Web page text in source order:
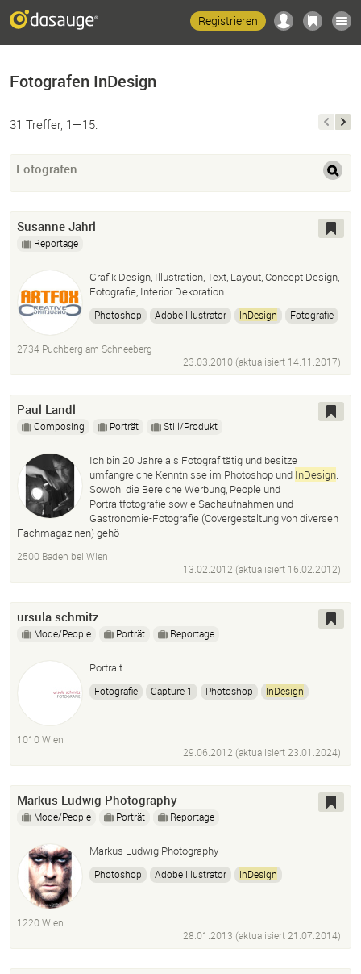
Registrieren
Fotografen InDesign
31 Treffer, 1—15:
Fotografen
Susanne Jahrl
Reportage
Grafik Design, Illustration, Text, Layout, Concept Design,
Fotografie, Interior Dekoration
Photoshop Adobe Illustrator InDesign
Fotografie
Adobe Draw
2734 Puchberg am Schneeberg
23.03.2010 (aktualisiert 14.11.2017)
Paul Landl
Composing Porträt Still/Produkt
Ich bin 20 Jahre als Fotograf tätig und besitze
umfangreiche Kenntnisse im Photoshop und InDesign.
Sowohl die Bereiche Werbung, People und
Portraitfotografie sowie Sachaufnahmen und
Gastronomie-Fotografie (Covergestaltung von diversen
Fachmagazinen) gehö
2500 Baden bei Wien
13.02.2012 (aktualisiert 16.02.2012)
ursula schmitz
Mode/People Porträt Reportage
Portrait
Fotografie Capture 1 Photoshop
InDesign
1010 Wien
29.06.2012 (aktualisiert23.01.2024)
Markus Ludwig Photography
Mode/People Porträt Reportage
Markus Ludwig Photography
Photoshop Adobe Illustrator
InDesign
1220 Wien
28.01.2013 (aktualisiert21.07.2014)